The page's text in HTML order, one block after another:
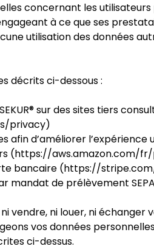
concernant les
à ce que ses
utilisation des données
décrits ci-dessous :
sur des sites tiers
privacy)
afin d’améliorer
(https://aws.amazon.com/
bancaire (https://
mandat de prélèvement
vendre, ni louer, ni
vos données
ci-dessus.